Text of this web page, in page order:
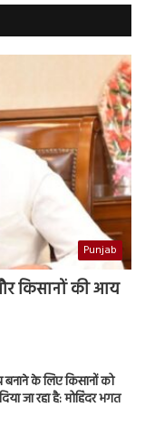
Punjab
किसानों की आय
बनाने के लिए किसानों को
जा रहा है: मोहिंदर भगत